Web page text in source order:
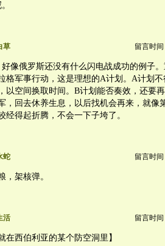
草 留言时间
好像俄罗斯还没有什么闪电战成功的例子
格军事行动，这是理想的A计划。A计划
以空间换取时间。B计划能否奏效，还要
，回去休养生息，以后找机会再来，就像
经得起折腾，不会一下子垮了。
蛇 留言时间
，架核弹。
活 留言时间
在西伯利亚的某个防空洞里】